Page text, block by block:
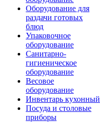
Оборудование для
раздачи готовых
блюд
Упаковочное
оборудование
Санитарно-
гигиеническое
оборудование
Весовое
оборудование
Инвентарь кухонный
Посуда и столовые
приборы